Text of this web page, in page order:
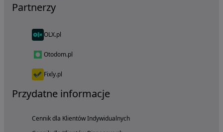
Partnerzy
OLX.pl
Otodom.pl
Fixly.pl
Przydatne informacje
Cennik dla Klientów Indywidualnych